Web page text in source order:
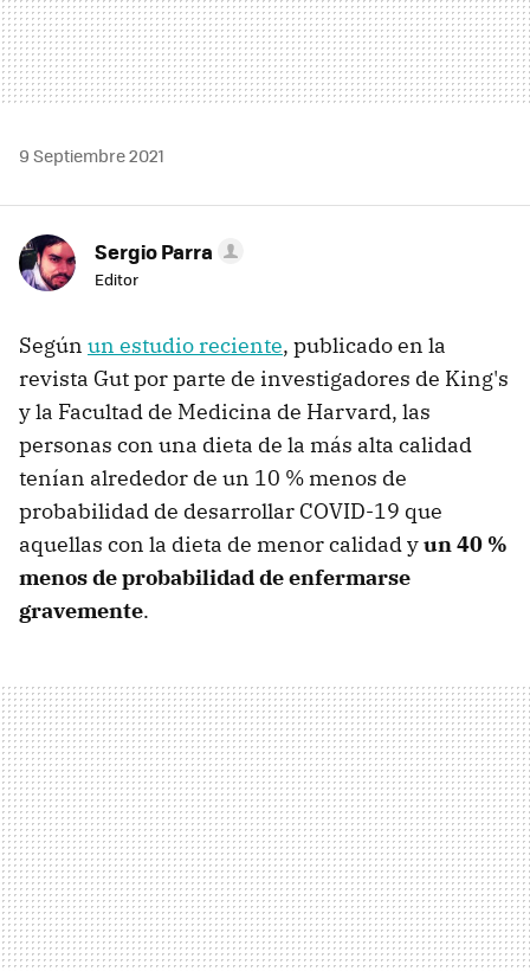
9 Septiembre 2021
Sergio Parra
Editor
Según un estudio reciente, publicado en la
revista Gut por parte de investigadores de King's
y la Facultad de Medicina de Harvard, las
personas con una dieta de la más alta calidad
tenían alrededor de un 10 % menos de
probabilidad de desarrollar COVID-19 que
aquellas con la dieta de menor calidad yun 40 %
menos de probabilidad de enfermarse
gravemente.